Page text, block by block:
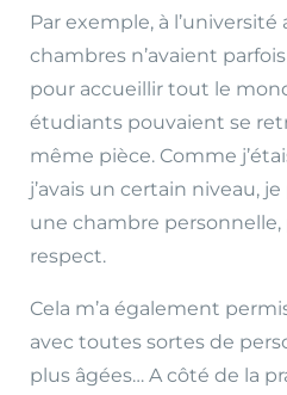
Par exemple, à
chambres n’avaient
pour accueillir tout le
étudiants pouvaient se
même pièce. Comme
j’avais un certain niveau,
une chambre
respect.
Cela m’a également
avec toutes sortes de
plus âgées… A côté de la